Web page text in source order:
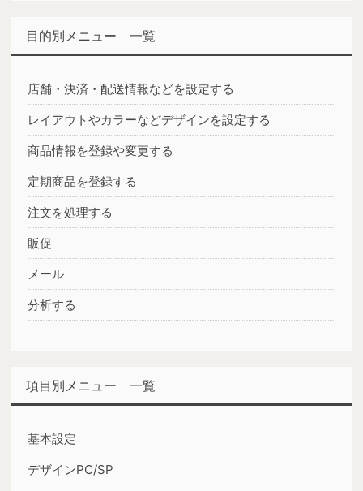
目的別メニュー 一覧
店舗・決済・配送情報などを設定する
レイアウトやカラーなどデザインを設定する
商品情報を登録や変更する
定期商品を登録する
注文を処理する
販促
メール
分析する
項目別メニュー 一覧
基本設定
デザインPC/SP